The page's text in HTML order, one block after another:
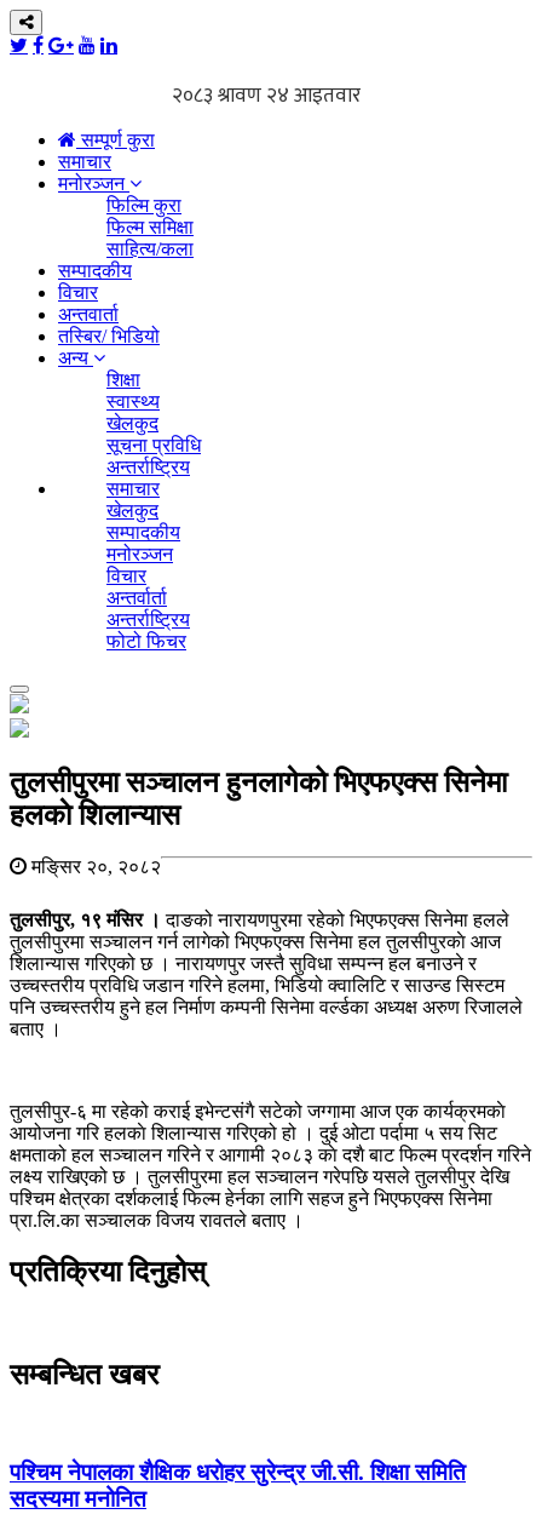
सम्पूर्ण कुरा
समाचार
मनोरञ्जन
फिल्मि कुरा
फिल्म समिक्षा
साहित्य/कला
सम्पादकीय
विचार
अन्तवार्ता
तस्बिर/ भिडियो
अन्य
शिक्षा
स्वास्थ्य
खेलकुद
सूचना प्रविधि
अन्तर्राष्ट्रिय
समाचार
खेलकुद
सम्पादकीय
मनोरञ्जन
विचार
अन्तर्वार्ता
अन्तर्राष्ट्रिय
फोटो फिचर
Toggle
navigation
तुलसीपुरमा सञ्चालन हुनलागेको भिएफएक्स सिनेमा
हलकाे शिलान्यास
मङि्सर २०, २०८२
तुलसीपुर, १९ मंसिर । दाङको नारायणपुरमा रहेको भिएफएक्स सिनेमा हलले
तुलसीपुरमा सञ्चालन गर्न लागेको भिएफएक्स सिनेमा हल तुलसीपुरकाे आज
शिलान्यास गरिएको छ । नारायणपुर जस्तै सुविधा सम्पन्न हल बनाउने र
उच्चस्तरीय प्रविधि जडान गरिने हलमा, भिडियो क्वालिटि र साउन्ड सिस्टम
पनि उच्चस्तरीय हुने हल निर्माण कम्पनी सिनेमा वर्ल्डका अध्यक्ष अरुण रिजालले
बताए ।
तुलसीपुर-६ मा रहेको कराई इभेन्टसंगै सटेको जग्गामा आज एक कार्यक्रमकाे
आयोजना गरि हलकाे शिलान्यास गरिएको हो । दुई ओटा पर्दामा ५ सय सिट
क्षमताको हल सञ्चालन गरिने र आगामी २०८३ काे दशै बाट फिल्म प्रदर्शन गरिने
लक्ष्य राखिएको छ । तुलसीपुरमा हल सञ्चालन गरेपछि यसले तुलसीपुर देखि
पश्चिम क्षेत्रका दर्शकलाई फिल्म हेर्नका लागि सहज हुने भिएफएक्स सिनेमा
प्रा.लि.का सञ्चालक विजय रावतले बताए ।
प्रतिक्रिया दिनुहोस्
सम्बन्धित खबर
पश्चिम नेपालका शैक्षिक धरोहर सुरेन्द्र जी.सी. शिक्षा समिति
सदस्यमा मनोनित